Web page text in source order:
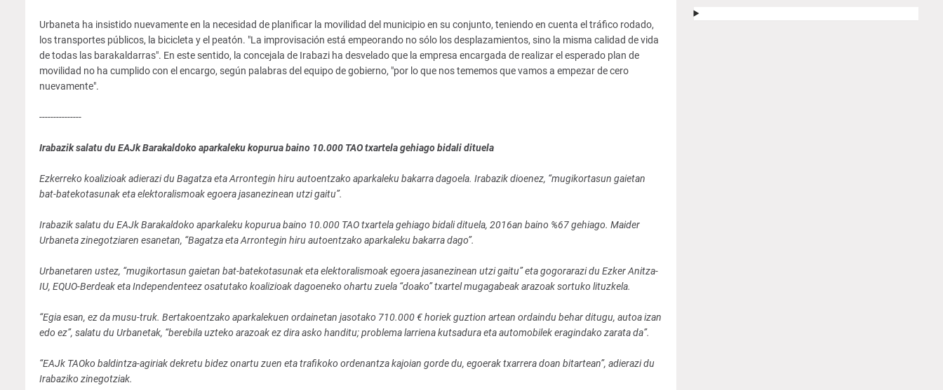
Urbaneta ha insistido nuevamente en la necesidad de planificar la movilidad del municipio en su conjunto, teniendo en cuenta el tráfico rodado,
los transportes públicos, la bicicleta y el peatón. "La improvisación está empeorando no sólo los desplazamientos, sino la misma calidad de vida
de todas las barakaldarras". En este sentido, la concejala de Irabazi ha desvelado que la empresa encargada de realizar el esperado plan de
movilidad no ha cumplido con el encargo, según palabras del equipo de gobierno, "por lo que nos tememos que vamos a empezar de cero
nuevamente".
---------------
Irabazik salatu du EAJk Barakaldoko aparkaleku kopurua baino 10.000 TAO txartela gehiago bidali dituela
Ezkerreko koalizioak adierazi du Bagatza eta Arrontegin hiru autoentzako aparkaleku bakarra dagoela. Irabazik dioenez, “mugikortasun gaietan
bat-batekotasunak eta elektoralismoak egoera jasanezinean utzi gaitu”.
Irabazik salatu du EAJk Barakaldoko aparkaleku kopurua baino 10.000 TAO txartela gehiago bidali dituela, 2016an baino %67 gehiago. Maider
Urbaneta zinegotziaren esanetan, “Bagatza eta Arrontegin hiru autoentzako aparkaleku bakarra dago”.
Urbanetaren ustez, “mugikortasun gaietan bat-batekotasunak eta elektoralismoak egoera jasanezinean utzi gaitu” eta gogorarazi du Ezker Anitza-
IU, EQUO-Berdeak eta Independenteez osatutako koalizioak dagoeneko ohartu zuela “doako” txartel mugagabeak arazoak sortuko lituzkela.
“Egia esan, ez da musu-truk. Bertakoentzako aparkalekuen ordainetan jasotako 710.000 € horiek guztion artean ordaindu behar ditugu, autoa izan
edo ez”, salatu du Urbanetak, “berebila uzteko arazoak ez dira asko handitu; problema larriena kutsadura eta automobilek eragindako zarata da”.
“EAJk TAOko baldintza-agiriak dekretu bidez onartu zuen eta trafikoko ordenantza kajoian gorde du, egoerak txarrera doan bitartean”, adierazi du
Irabaziko zinegotziak.